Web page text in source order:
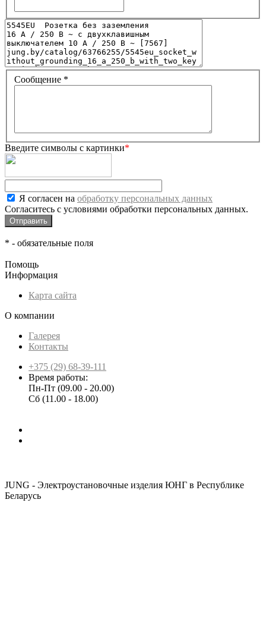
Сообщение *
Введите символы с картинки*
Я согласен на обработку персональных данных
Согласитесь с условиями обработки персональных данных.
* - обязательные поля
Помощь
Информация
Карта сайта
О компании
Галерея
Контакты
+375 (29) 68-39-111
Время работы:
Пн-Пт (09.00 - 20.00)
Сб (11.00 - 18.00)
JUNG - Электроустановочные изделия ЮНГ в Республике
Беларусь